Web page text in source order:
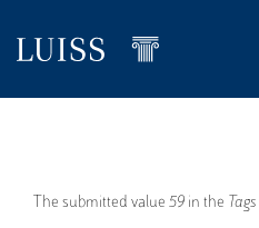
contenuto
Messaggio
The submitted value 59 in the Tags